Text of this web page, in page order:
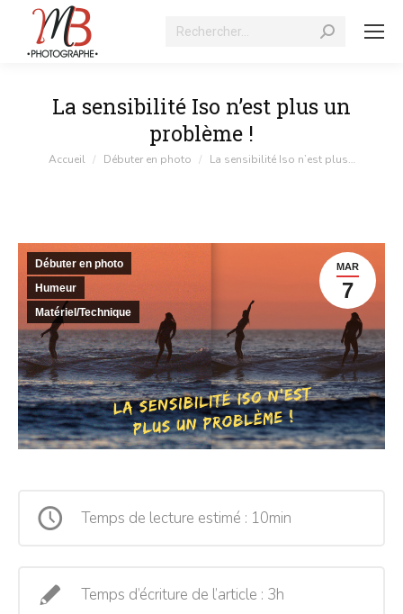
Recherche
La sensibilité Iso n’est plus un
problème !
Vous êtes ici :
Accueil Débuter en photo La sensibilité Iso n’est plus…
MAR
7
Débuter en photo
Humeur
Matériel/Technique
Temps de lecture estimé : 10min
Temps d’écriture de l’article : 3h